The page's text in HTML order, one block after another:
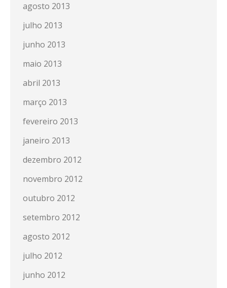
agosto 2013
julho 2013
junho 2013
maio 2013
abril 2013
março 2013
fevereiro 2013
janeiro 2013
dezembro 2012
novembro 2012
outubro 2012
setembro 2012
agosto 2012
julho 2012
junho 2012